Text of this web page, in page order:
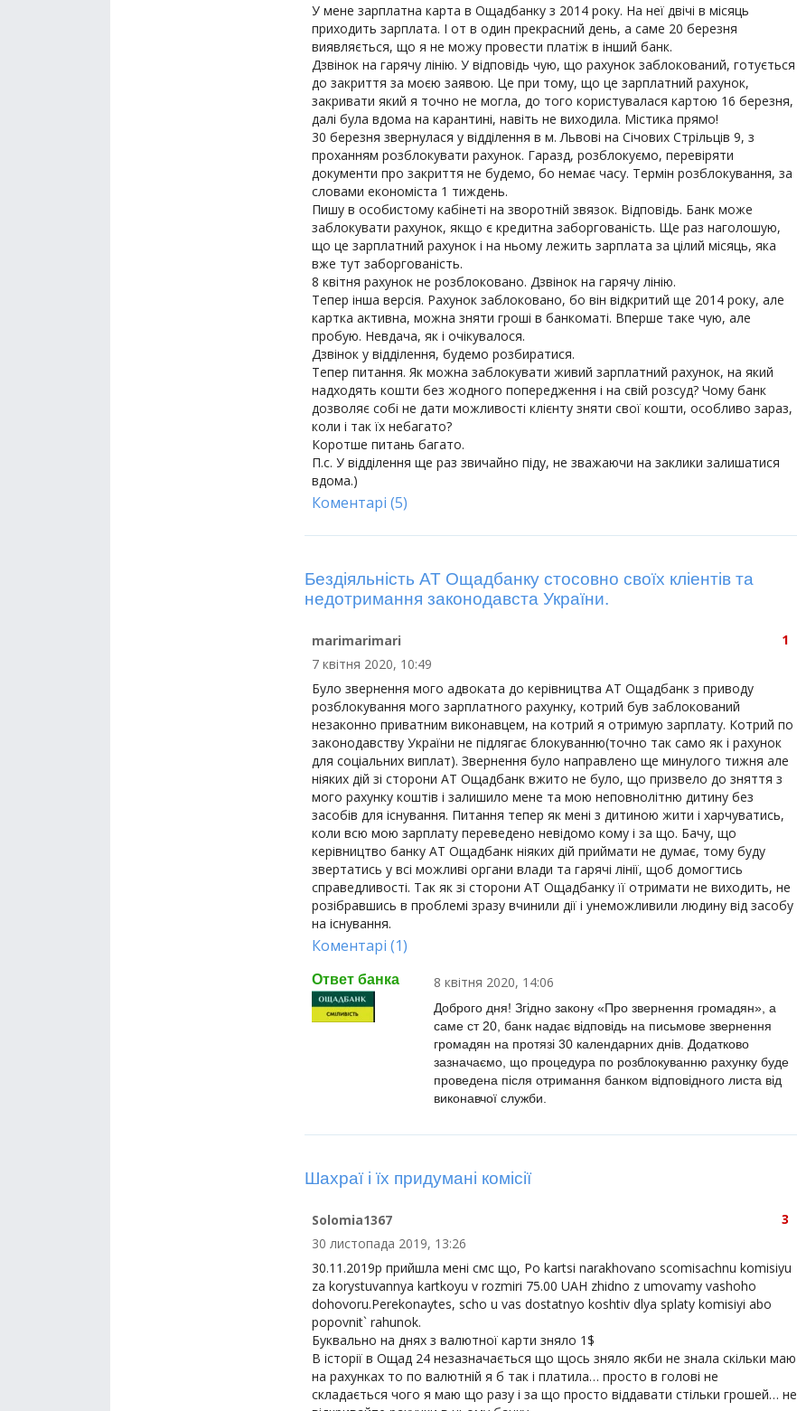
У мене зарплатна карта в Ощадбанку з 2014 року. На неї двічі в місяць
приходить зарплата. І от в один прекрасний день, а саме 20 березня
виявляється, що я не можу провести платіж в інший банк.
Дзвінок на гарячу лінію. У відповідь чую, що рахунок заблокований, готується
до закриття за моєю заявою. Це при тому, що це зарплатний рахунок,
закривати який я точно не могла, до того користувалася картою 16 березня,
далі була вдома на карантині, навіть не виходила. Містика прямо!
30 березня звернулася у відділення в м. Львові на Січових Стрільців 9, з
проханням розблокувати рахунок. Гаразд, розблокуємо, перевіряти
документи про закриття не будемо, бо немає часу. Термін розблокування, за
словами економіста 1 тиждень.
Пишу в особистому кабінеті на зворотній звязок. Відповідь. Банк може
заблокувати рахунок, якщо є кредитна заборгованість. Ще раз наголошую,
що це зарплатний рахунок і на ньому лежить зарплата за цілий місяць, яка
вже тут заборгованість.
8 квітня рахунок не розблоковано. Дзвінок на гарячу лінію.
Тепер інша версія. Рахунок заблоковано, бо він відкритий ще 2014 року, але
картка активна, можна зняти гроші в банкоматі. Вперше таке чую, але
пробую. Невдача, як і очікувалося.
Дзвінок у відділення, будемо розбиратися.
Тепер питання. Як можна заблокувати живий зарплатний рахунок, на який
надходять кошти без жодного попередження і на свій розсуд? Чому банк
дозволяє собі не дати можливості клієнту зняти свої кошти, особливо зараз,
коли і так їх небагато?
Коротше питань багато.
П.с. У відділення ще раз звичайно піду, не зважаючи на заклики залишатися
вдома.)
Коментарі (5)
Бездіяльність АТ Ощадбанку стосовно своїх кліентів та
недотримання законодавста України.
1
marimarimari
7 квітня 2020, 10:49
Було звернення мого адвоката до керівництва АТ Ощадбанк з приводу
розблокування мого зарплатного рахунку, котрий був заблокований
незаконно приватним виконавцем, на котрий я отримую зарплату. Котрий по
законодавству України не підлягає блокуванню(точно так само як і рахунок
для соціальних виплат). Звернення було направлено ще минулого тижня але
ніяких дій зі сторони АТ Ощадбанк вжито не було, що призвело до зняття з
мого рахунку коштів і залишило мене та мою неповнолітню дитину без
засобів для існування. Питання тепер як мені з дитиною жити і харчуватись,
коли всю мою зарплату переведено невідомо кому і за що. Бачу, що
керівництво банку АТ Ощадбанк ніяких дій приймати не думає, тому буду
звертатись у всі можливі органи влади та гарячі лінії, щоб домогтись
справедливості. Так як зі сторони АТ Ощадбанку її отримати не виходить, не
розібравшись в проблемі зразу вчинили дії і унеможливили людину від засобу
на існування.
Коментарі (1)
Ответ банка 8 квітня 2020, 14:06
Доброго дня! Згідно закону «Про звернення громадян», а
саме ст 20, банк надає відповідь на письмове звернення
громадян на протязі 30 календарних днів. Додатково
зазначаємо, що процедура по розблокуванню рахунку буде
проведена після отримання банком відповідного листа від
виконавчої служби.
Шахраї і їх придумані комісії
3
Solomia1367
30 листопада 2019, 13:26
30.11.2019р прийшла мені смс що, Po kartsi narakhovano scomisachnu komisiyu
za korystuvannya kartkoyu v rozmiri 75.00 UAH zhidno z umovamy vashoho
dohovoru.Perekonaytes, scho u vas dostatnyo koshtiv dlya splaty komisiyi abo
popovnit` rahunok.
Буквально на днях з валютної карти зняло 1$
В історії в Ощад 24 незазначається що щось зняло якби не знала скільки маю
на рахунках то по валютній я б так і платила… просто в голові не
складається чого я маю що разу і за що просто віддавати стільки грошей… не